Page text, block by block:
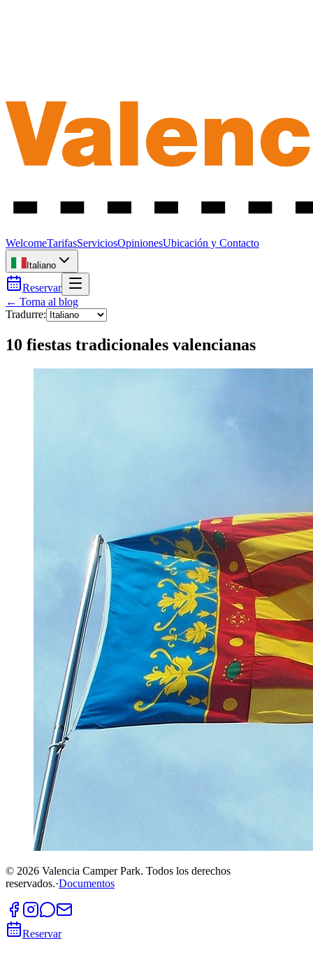
WelcomeTarifasServiciosOpinionesUbicación y Contacto
Italiano
Reservar
← Torna al blog
Tradurre:
10 fiestas tradicionales valencianas
© 2026 Valencia Camper Park. Todos los derechos
reservados.·Documentos
Reservar